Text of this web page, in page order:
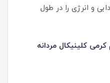
و انرژی را در طول
کرمی کلینیکال مردانه